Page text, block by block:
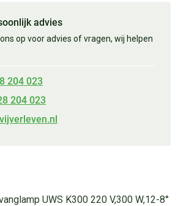
advies
op voor advies of vragen, wij helpen
204 023
204 023
UWS K300 220 V,300 W,12-8°